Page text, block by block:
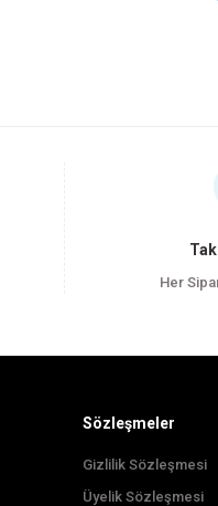
Her
Sözleşmeler
Gizlilik Sözleşmesi
Üyelik Sözleşmesi